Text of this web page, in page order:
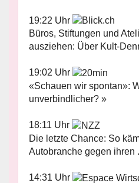
19:22 Uhr
Büros, Stiftungen und
ausziehen: Über Kult-
19:02 Uhr
«Schauen wir spontan»:
unverbindlicher? »
18:11 Uhr
Die letzte Chance: So
Autobranche gegen ihren
14:31 Uhr